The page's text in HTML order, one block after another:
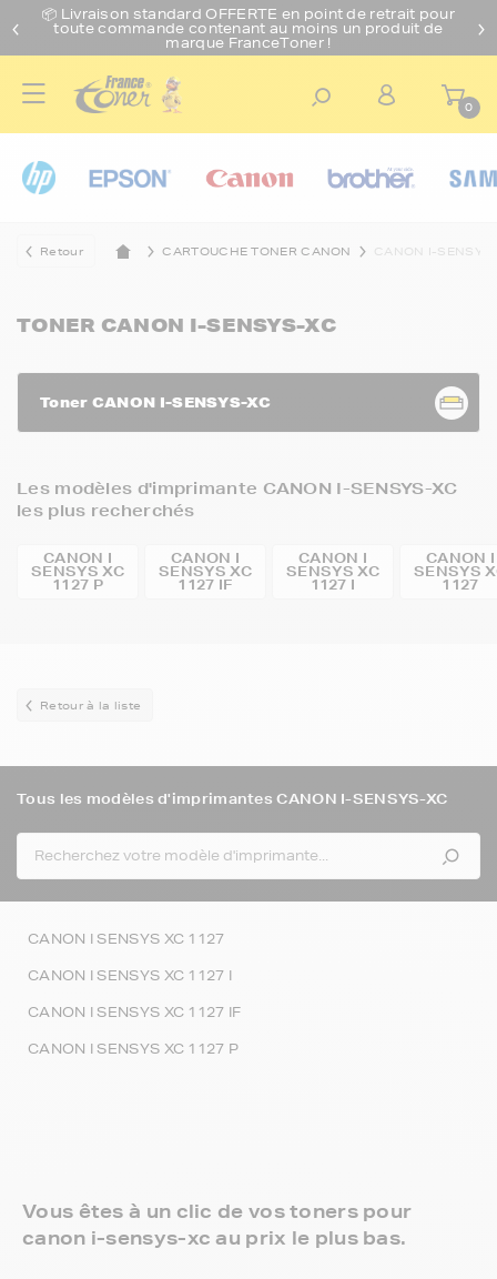
📦 Livraison standard OFFERTE en point de retrait pour
toute commande contenant au moins un produit de
marque FranceToner !
0
Retour CARTOUCHE TONER CANON CANON I-
TONER CANON I-SENSYS-XC
Toner CANON I-SENSYS-XC
Les modèles d'imprimante CANON I-SENSYS-XC
les plus recherchés
CANON I
SENSYS XC
1127 P
CANON I
SENSYS XC
1127 IF
CANON I
SENSYS XC
1127 I
CANON I
SENSYS
1127
Retour à la liste
Tous les modèles d'imprimantes CANON I-SENSYS-XC
CANON I SENSYS XC 1127
CANON I SENSYS XC 1127 I
CANON I SENSYS XC 1127 IF
CANON I SENSYS XC 1127 P
Vous êtes à un clic de vos toners pour
canon i-sensys-xc au prix le plus bas.